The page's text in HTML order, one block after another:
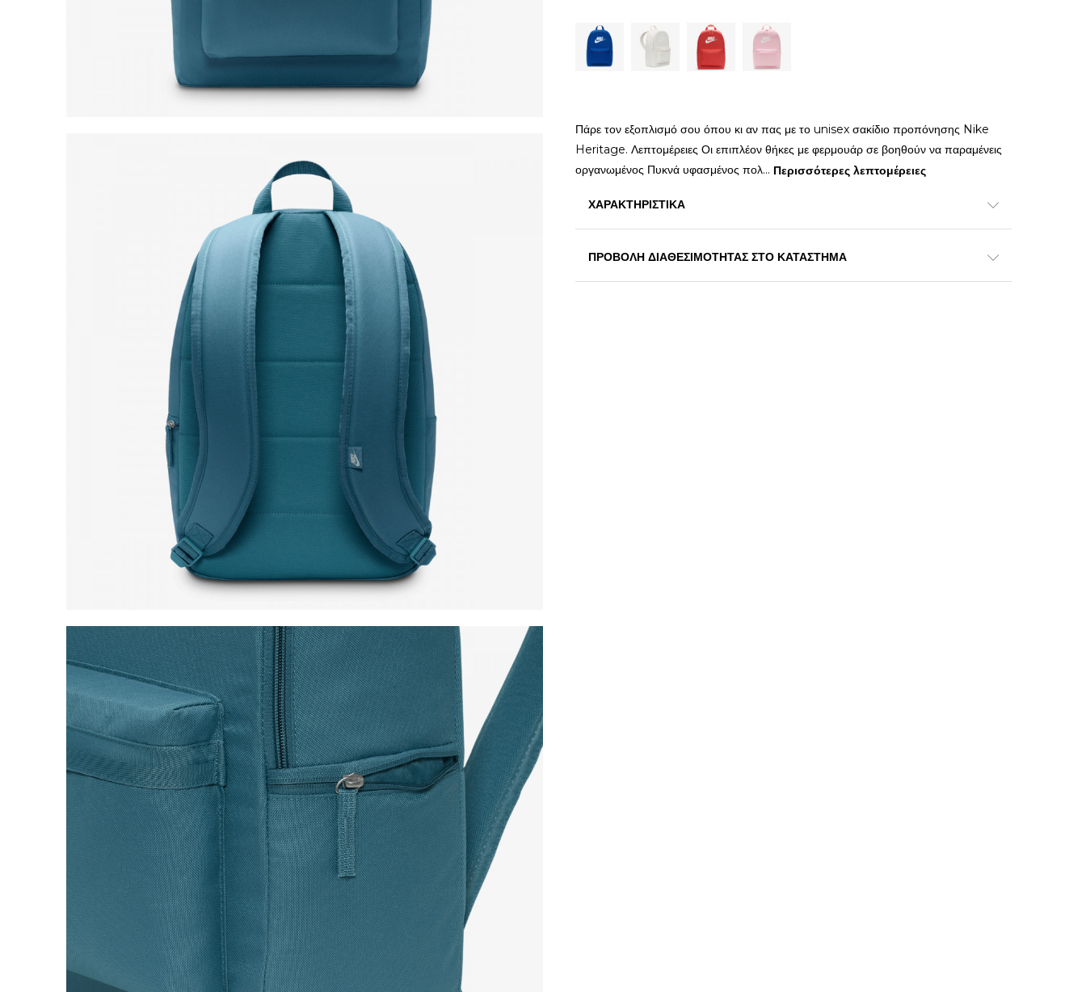
Πάρε τον εξοπλισμό σου όπου κι αν πας με το unisex σακίδιο προπόνησης Nike
Heritage. Λεπτομέρειες Οι επιπλέον θήκες με φερμουάρ σε βοηθούν να παραμένεις
οργανωμένος Πυκνά υφασμένος πολ... Περισσότερες λεπτομέρειες
ΧΑΡΑΚΤΗΡΙΣΤΙΚΑ
ΠΡΟΒΟΛΗ ΔΙΑΘΕΣΙΜΟΤΗΤΑΣ ΣΤΟ ΚΑΤΑΣΤΗΜΑ